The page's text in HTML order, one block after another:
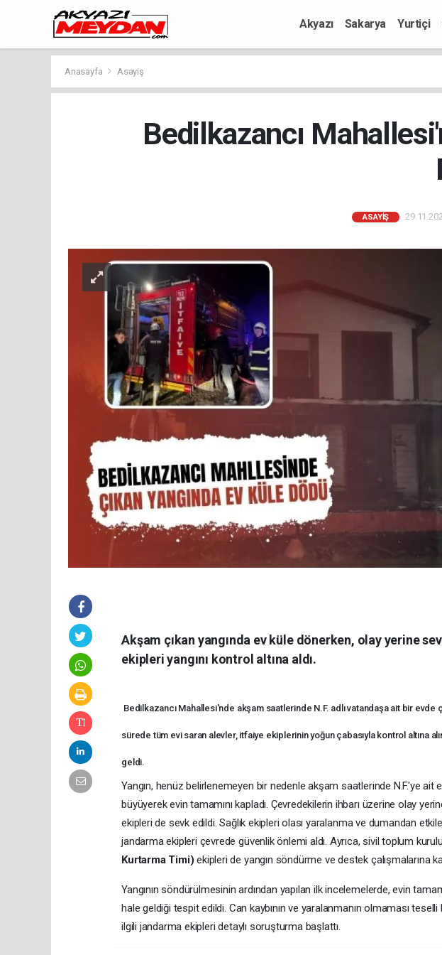
Akyazı Sakarya Yurtiçi
Anasayfa Asayiş
Bedilkazancı
ASAYIŞ
Akşam çıkan yangında ev küle dönerken, olay yerine
ekipleri yangını kontrol altına aldı.
Bedilkazancı Mahallesi'nde akşam saatlerinde N.F. adlı vatandaşa ait bir evde
sürede tüm evi saran alevler, itfaiye ekiplerinin yoğun çabasıyla kontrol altına
geldi.
Yangın, henüz belirlenemeyen bir nedenle akşam saatlerinde N.F.'ye ait
büyüyerek evin tamamını kapladı. Çevredekilerin ihbarı üzerine olay
ekipleri de sevk edildi. Sağlık ekipleri olası yaralanma ve dumandan
jandarma ekipleri çevrede güvenlik önlemi aldı. Ayrıca, sivil toplum
Kurtarma Timi) ekipleri de yangın söndürme ve destek çalışmalarına
Yangının söndürülmesinin ardından yapılan ilk incelemelerde, evin
hale geldiği tespit edildi. Can kaybının ve yaralanmanın olmaması teselli
ilgili jandarma ekipleri detaylı soruşturma başlattı.